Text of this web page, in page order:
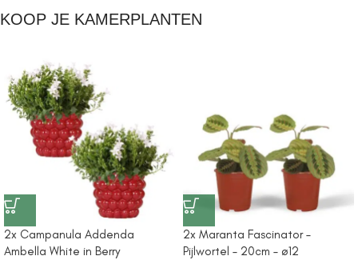
KOOP JE KAMERPLANTEN
2x Campanula Addenda
Ambella White in Berry
2x Maranta Fascinator –
Pijlwortel – 20cm – ø12